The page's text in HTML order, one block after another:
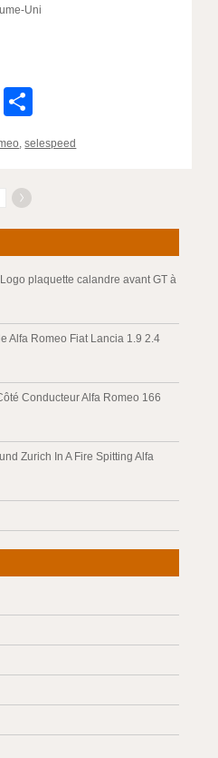
Uni
Share
,selespeed
plaquette calandre avant GT à
Alfa Romeo Fiat Lancia 1.9 2.4
Conducteur Alfa Romeo 166
Zurich In A Fire Spitting Alfa